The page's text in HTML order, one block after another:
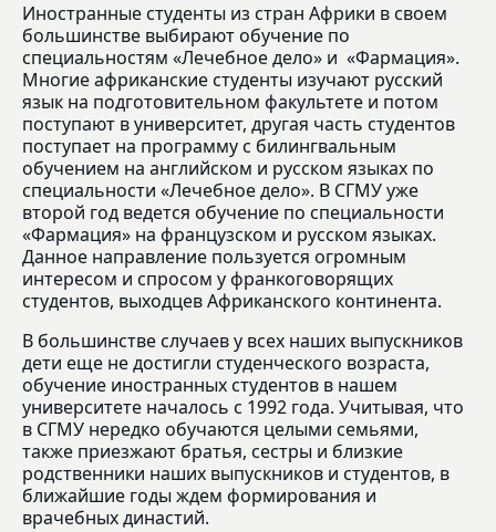
Иностранные студенты из стран Африки в своем
большинстве выбирают обучение по
специальностям «Лечебное дело» и «Фармация».
Многие африканские студенты изучают русский
язык на подготовительном факультете и потом
поступают в университет, другая часть студентов
поступает на программу с билингвальным
обучением на английском и русском языках по
специальности «Лечебное дело». В СГМУ уже
второй год ведется обучение по специальности
«Фармация» на французском и русском языках.
Данное направление пользуется огромным
интересом и спросом у франкоговорящих
студентов, выходцев Африканского континента.
В большинстве случаев у всех наших выпускников
дети еще не достигли студенческого возраста,
обучение иностранных студентов в нашем
университете началось с 1992 года. Учитывая, что
в СГМУ нередко обучаются целыми семьями,
также приезжают братья, сестры и близкие
родственники наших выпускников и студентов, в
ближайшие годы ждем формирования и
врачебных династий.